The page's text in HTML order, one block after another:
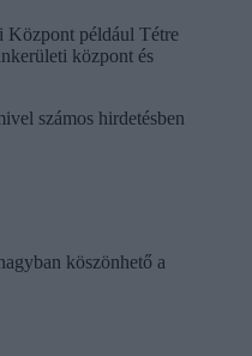
Központ például Tétre
központ és
számos hirdetésben
köszönhető a